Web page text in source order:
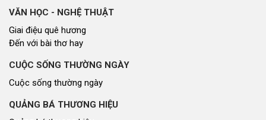
VĂN HỌC - NGHỆ THUẬT
Giai điệu quê hương
Đến với bài thơ hay
CUỘC SỐNG THƯỜNG NGÀY
Cuộc sống thường ngày
QUẢNG BÁ THƯƠNG HIỆU